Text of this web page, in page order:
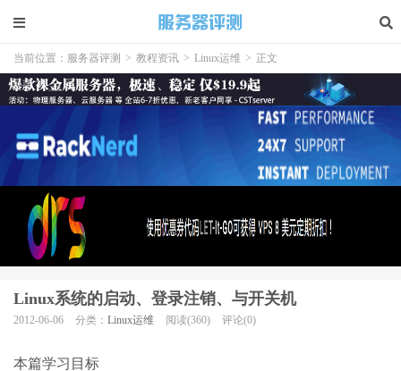
当前位置： 服务器评测 > 教程资讯 > Linux运维 > 正文
Linux系统的启动、登录注销、与开关机
2012-06-06 分类： Linux运维 阅读(360) 评论(0)
本篇学习目标